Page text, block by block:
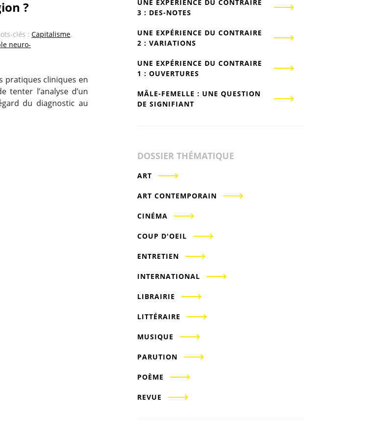
?
clés : Capitalisme,
neuro-
pratiques cliniques en
tenter l’analyse d’un
du diagnostic au
UNE EXPÉRIENCE DU CONTRAIRE
3 : DES-NOTES
UNE EXPÉRIENCE DU CONTRAIRE
2 : VARIATIONS
UNE EXPÉRIENCE DU CONTRAIRE
1 : OUVERTURES
MÂLE-FEMELLE : UNE QUESTION
DE SIGNIFIANT
DOSSIER THÉMATIQUE
ART
ART CONTEMPORAIN
CINÉMA
COUP D'OEIL
ENTRETIEN
INTERNATIONAL
LIBRAIRIE
LITTÉRAIRE
MUSIQUE
PARUTION
POÈME
REVUE